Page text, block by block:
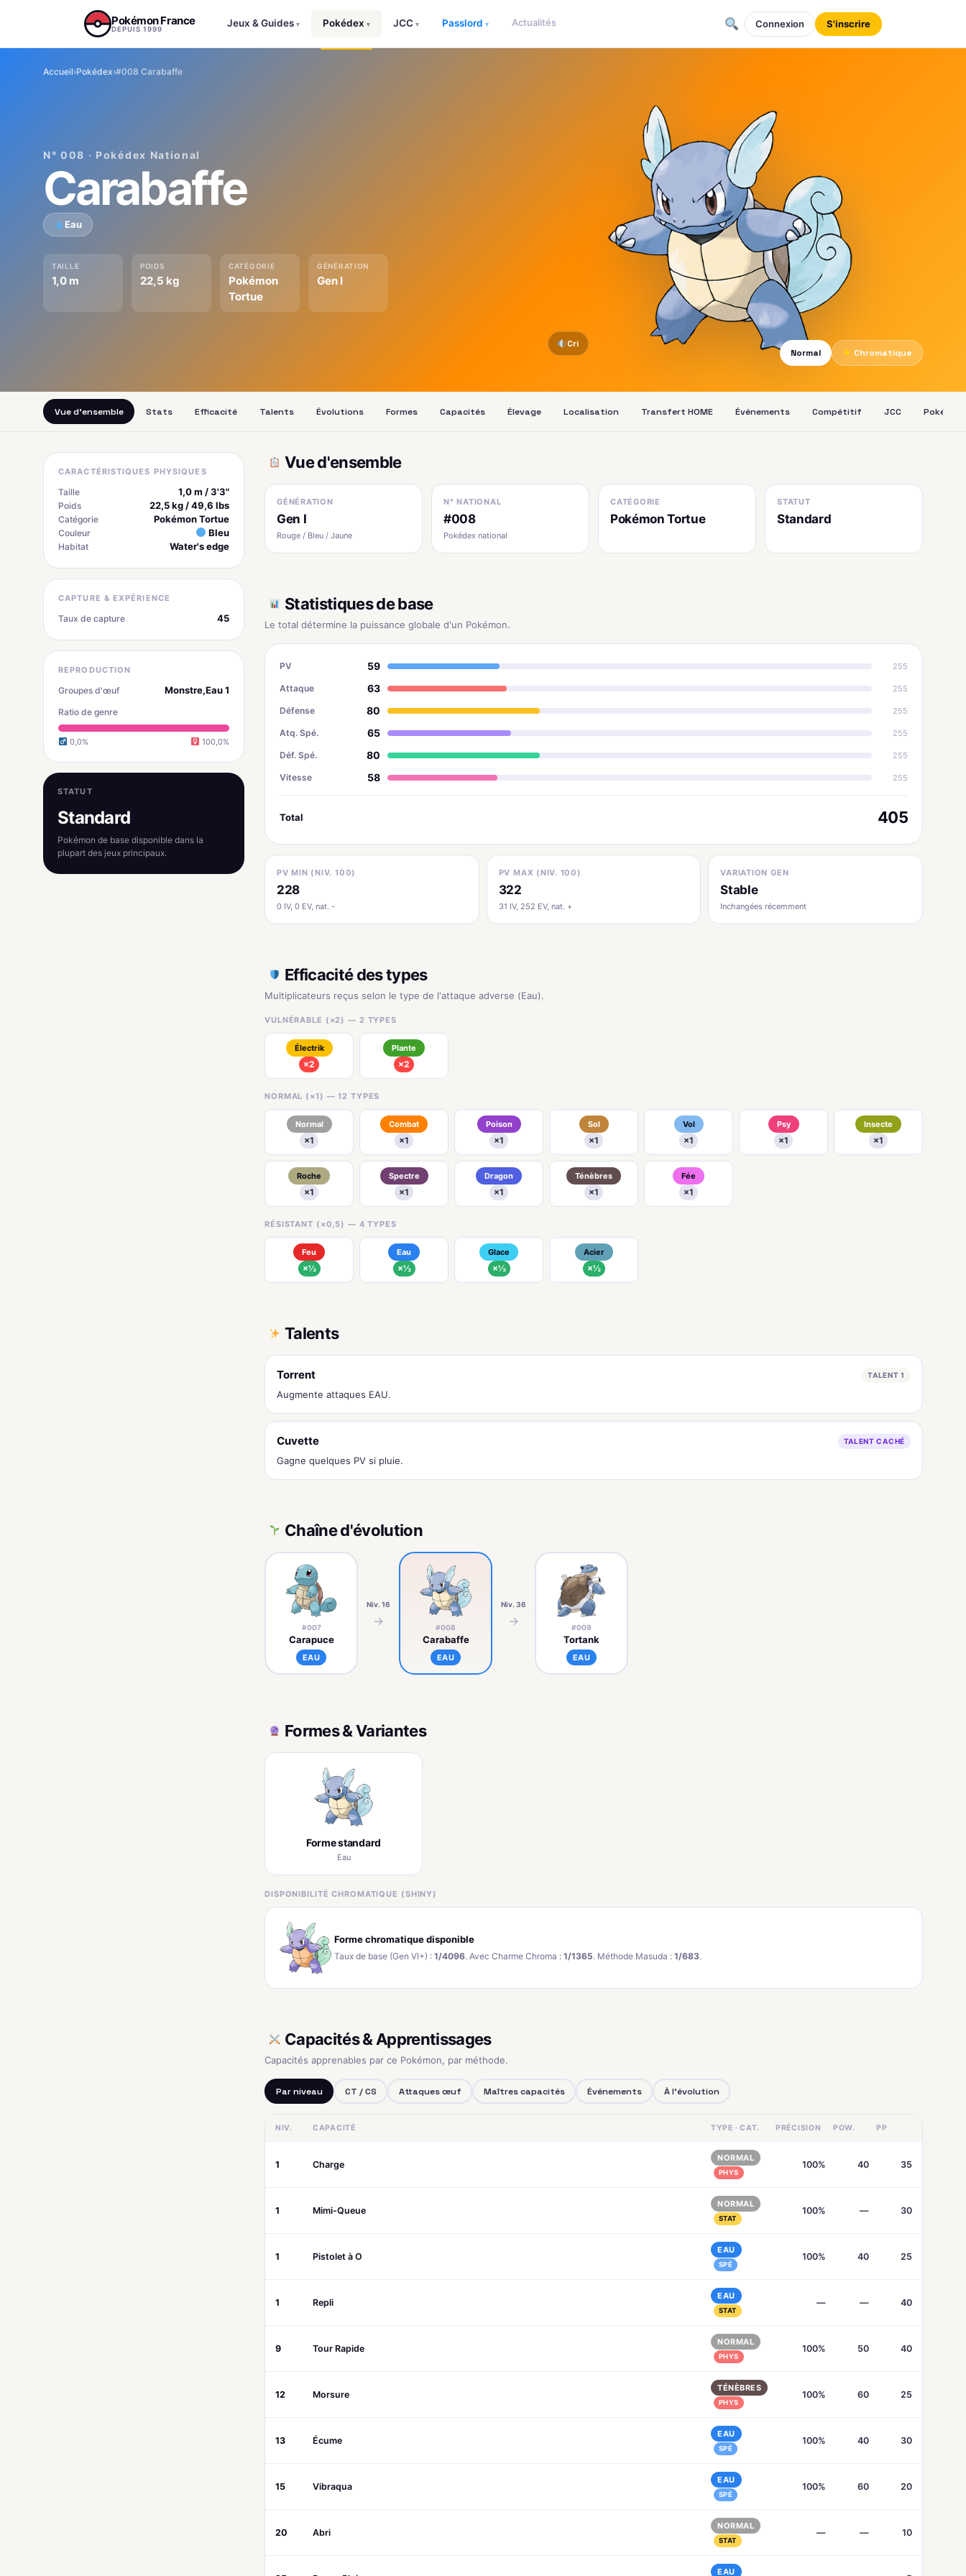
Pokémon France
DEPUIS 1999
Jeux & Guides ▾ Pokédex ▾ JCC ▾ Passlord ▾ Actualités Connexion S'inscrire
Accueil›Pokédex›#008 Carabaffe
N° 008 · Pokédex National
Carabaffe
Eau
TAILLE
1,0 m
POIDS
22,5 kg
CATÉGORIE
Pokémon
Tortue
GÉNÉRATION
Gen I
Cri
Normal
★ Chromatique
Vue d'ensemble Stats Efficacité Talents Évolutions Formes Capacités Élevage Localisation Transfert HOME Événements Compétitif JCC Pokédex
CARACTÉRISTIQUES PHYSIQUES
Taille 1,0 m / 3'3"
Poids 22,5 kg / 49,6 lbs
Catégorie Pokémon Tortue
Couleur Bleu
Habitat Water's edge
CAPTURE & EXPÉRIENCE
Taux de capture 45
REPRODUCTION
Groupes d'œuf Monstre,Eau 1
Ratio de genre
0,0% 100,0%
STATUT
Standard
Pokémon de base disponible dans la
plupart des jeux principaux.
Vue d'ensemble
GÉNÉRATION
Gen I
Rouge / Bleu / Jaune
N° NATIONAL
#008
Pokédex national
CATÉGORIE
Pokémon Tortue
STATUT
Standard
Statistiques de base
Le total détermine la puissance globale d'un Pokémon.
PV 59 255
Attaque 63 255
Défense 80 255
Atq. Spé. 65 255
Déf. Spé. 80 255
Vitesse 58 255
Total 405
PV MIN (NIV. 100)
228
0 IV, 0 EV, nat. -
PV MAX (NIV. 100)
322
31 IV, 252 EV, nat. +
VARIATION GEN
Stable
Inchangées récemment
Efficacité des types
Multiplicateurs reçus selon le type de l'attaque adverse (Eau).
VULNÉRABLE (×2) — 2 TYPES
Électrik
×2
Plante
×2
NORMAL (×1) — 12 TYPES
Normal
×1
Combat
×1
Poison
×1
Sol
×1
Vol
×1
Psy
×1
Insecte
×1
Roche
×1
Spectre
×1
Dragon
×1
Ténèbres
×1
Fée
×1
RÉSISTANT (×0,5) — 4 TYPES
Feu
×½
Eau
×½
Glace
×½
Acier
×½
Talents
Torrent TALENT 1
Augmente attaques EAU.
Cuvette TALENT CACHÉ
Gagne quelques PV si pluie.
Chaîne d'évolution
#007
Carapuce
EAU
Niv. 16
→ #008
Carabaffe
EAU
Niv. 36
→ #009
Tortank
EAU
Formes & Variantes
Forme standard
Eau
DISPONIBILITÉ CHROMATIQUE (SHINY)
Forme chromatique disponible
Taux de base (Gen VI+) : 1/4096. Avec Charme Chroma : 1/1365. Méthode Masuda : 1/683.
Capacités & Apprentissages
Capacités apprenables par ce Pokémon, par méthode.
Par niveau CT / CS Attaques œuf Maîtres capacités Événements À l'évolution
NIV. CAPACITÉ TYPE · CAT. PRÉCISION POW. PP
1 Charge
NORMAL
PHYS
100% 40 35
1 Mimi-Queue
NORMAL
STAT
100% — 30
1 Pistolet à O
EAU
SPÉ
100% 40 25
1 Repli
EAU
STAT
— — 40
9 Tour Rapide
NORMAL
PHYS
100% 50 40
12 Morsure
TÉNÈBRES
PHYS
100% 60 25
13 Écume
EAU
SPÉ
100% 40 30
15 Vibraqua
EAU
SPÉ
100% 60 20
20 Abri
NORMAL
STAT
— — 10
EAU